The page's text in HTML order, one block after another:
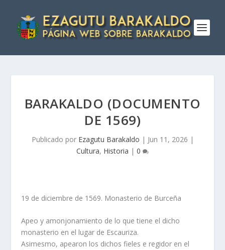
BARAKALDO (DOCUMENTO
DE 1569)
Publicado por Ezagutu Barakaldo | Jun 11, 2026 |
Cultura, Historia | 0
19 de diciembre de 1569. Monasterio de Burceña
Apeo y amonjonamiento de lo que tiene el dicho
monasterio en el lugar de Escauriza.
Asimesmo, apearon los dichos fieles e regidor en el